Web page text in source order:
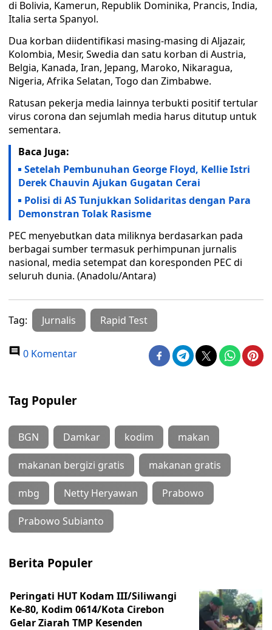
di Bolivia, Kamerun, Republik Dominika, Prancis, India,
Italia serta Spanyol.
Dua korban diidentifikasi masing-masing di Aljazair,
Kolombia, Mesir, Swedia dan satu korban di Austria,
Belgia, Kanada, Iran, Jepang, Maroko, Nikaragua,
Nigeria, Afrika Selatan, Togo dan Zimbabwe.
Ratusan pekerja media lainnya terbukti positif tertular
virus corona dan sejumlah media harus ditutup untuk
sementara.
Baca Juga:
Setelah Pembunuhan George Floyd, Kellie Istri
Derek Chauvin Ajukan Gugatan Cerai
Polisi di AS Tunjukkan Solidaritas dengan Para
Demonstran Tolak Rasisme
PEC menyebutkan data miliknya berdasarkan pada
berbagai sumber termasuk perhimpunan jurnalis
nasional, media setempat dan koresponden PEC di
seluruh dunia. (Anadolu/Antara)
Tag: Jurnalis Rapid Test
0 Komentar
Tag Populer
BGN Damkar kodim makan
makanan bergizi gratis makanan gratis
mbg Netty Heryawan Prabowo
Prabowo Subianto
Berita Populer
Peringati HUT Kodam III/Siliwangi
Ke-80, Kodim 0614/Kota Cirebon
Gelar Ziarah TMP Kesenden